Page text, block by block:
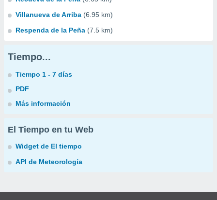
Villanueva de Arriba (6.95 km)
Respenda de la Peña (7.5 km)
Tiempo...
Tiempo 1 - 7 días
PDF
Más información
El Tiempo en tu Web
Widget de El tiempo
API de Meteorología